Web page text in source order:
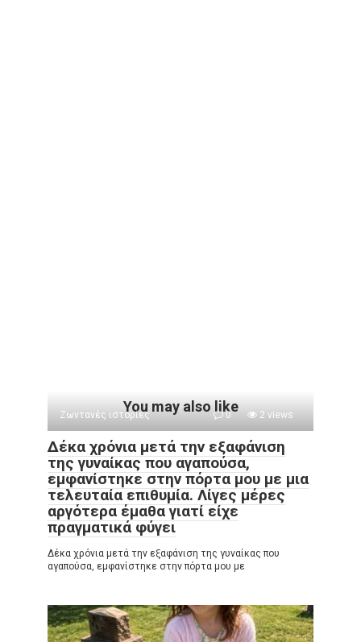
You may also like
Ζωντανές ιστορίες 0 2 views
Δέκα χρόνια μετά την εξαφάνιση
της γυναίκας που αγαπούσα,
εμφανίστηκε στην πόρτα μου με μια
τελευταία επιθυμία. Λίγες μέρες
αργότερα έμαθα γιατί είχε
πραγματικά φύγει
Δέκα χρόνια μετά την εξαφάνιση της γυναίκας που
αγαπούσα, εμφανίστηκε στην πόρτα μου με